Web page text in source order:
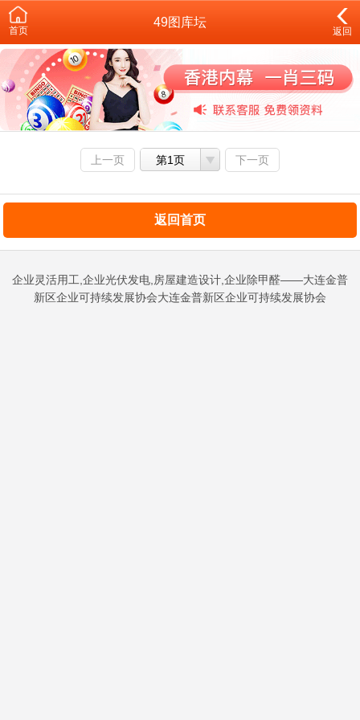
首页
49图库坛
返回
上一页 第1页 下一页
返回首页
企业灵活用工,企业光伏发电,房屋建造设计,企业除甲醛——大连金普
新区企业可持续发展协会大连金普新区企业可持续发展协会